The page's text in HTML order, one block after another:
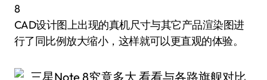
8
CAD设计图上出现的真机尺寸与其它产品渲染图进
行了同比例放大缩小，这样就可以更直观的体验。